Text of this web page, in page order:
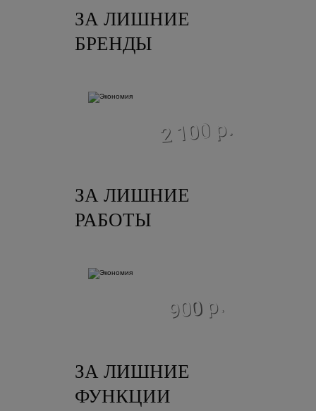
ЗА ЛИШНИЕ
БРЕНДЫ
2 100 р.
ЗА ЛИШНИЕ
РАБОТЫ
900 р.
ЗА ЛИШНИЕ
ФУНКЦИИ